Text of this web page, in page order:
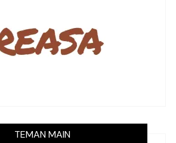
TEMAN MAIN